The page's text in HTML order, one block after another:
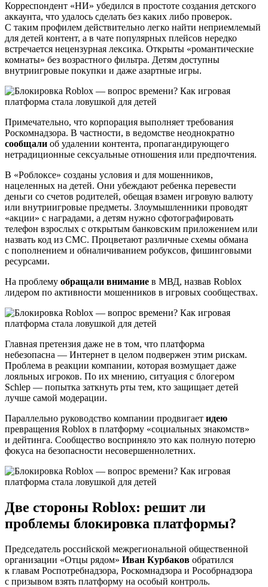
Корреспондент «НИ» убедился в простоте создания детского
аккаунта, что удалось сделать без каких либо проверок.
С таким профилем действительно легко найти неприемлемый
для детей контент, а в чате популярных плейсов нередко
встречается нецензурная лексика. Открыты «романтические
комнаты» без возрастного фильтра. Детям доступны
внутриигровые покупки и даже азартные игры.
Примечательно, что корпорация выполняет требования
Роскомнадзора. В частности, в ведомстве неоднократно
сообщали об удалении контента, пропагандирующего
нетрадиционные сексуальные отношения или предпочтения.
В «Роблоксе» созданы условия и для мошенников,
нацеленных на детей. Они убеждают ребенка перевести
деньги со счетов родителей, обещая взамен игровую валюту
или внутриигровые предметы. Злоумышленники проводят
«акции» с наградами, а детям нужно сфотографировать
телефон взрослых с открытым банковским приложением или
назвать код из СМС. Процветают различные схемы обмана
с пополнением и обналичиванием робуксов, фишинговыми
ресурсами.
На проблему обращали внимание в МВД, назвав Roblox
лидером по активности мошенников в игровых сообществах.
Главная претензия даже не в том, что платформа
небезопасна — Интернет в целом подвержен этим рискам.
Проблема в реакции компании, которая возмущает даже
лояльных игроков. По их мнению, ситуация с блогером
Schlep — попытка заткнуть рты тем, кто защищает детей
лучше самой модерации.
Параллельно руководство компании продвигает идею
превращения Roblox в платформу «социальных знакомств»
и дейтинга. Сообщество восприняло это как полную потерю
фокуса на безопасности несовершеннолетних.
Две стороны Roblox: решит ли
проблемы блокировка платформы?
Председатель российской межрегиональной общественной
организации «Отцы рядом» Иван Курбаков обратился
к главам Роспотребнадзора, Роскомнадзора и Рособрнадзора
с призывом взять платформу на особый контроль.